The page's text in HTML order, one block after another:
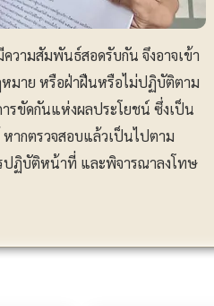
วามสัมพันธ์สอดรับกัน จึงอาจเข้า
มาย หรือฝ่าฝืนหรือไม่ปฏิบัติตาม
รขัดกันแห่งผลประโยชน์ ซึ่งเป็น
ากตรวจสอบแล้วเป็นไปตาม
รปฏิบัติหน้าที่ และพิจารณาลงโทษ
ประชาสัมพันธ์